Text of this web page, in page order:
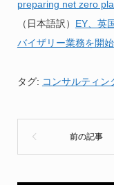
preparing net zero
（日本語訳） EY、英
バイザリー業務を開始
タグ: コンサルティン